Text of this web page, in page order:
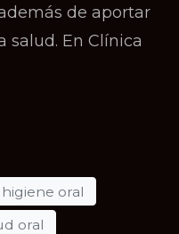
de aportar
salud. En Clínica
oral
oral